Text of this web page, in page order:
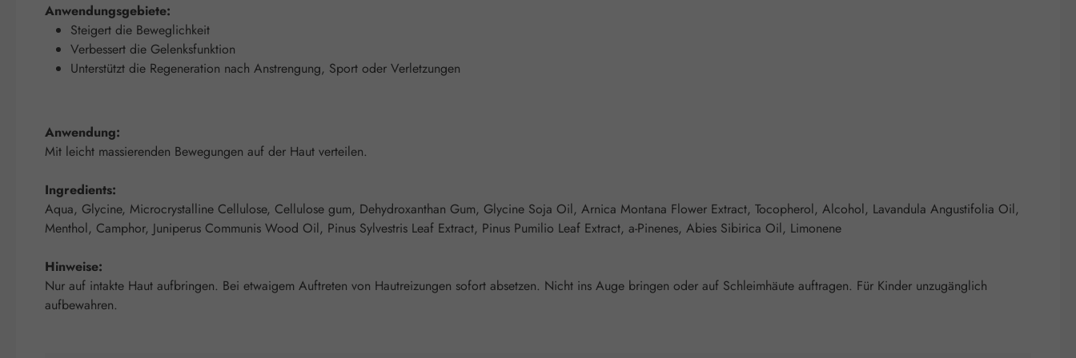
Anwendungsgebiete:
Steigert die Beweglichkeit
Verbessert die Gelenksfunktion
Unterstützt die Regeneration nach Anstrengung, Sport oder Verletzungen
Anwendung:
Mit leicht massierenden Bewegungen auf der Haut verteilen.
Ingredients:
Aqua, Glycine, Microcrystalline Cellulose, Cellulose gum, Dehydroxanthan Gum, Glycine Soja Oil, Arnica Montana Flower Extract, Tocopherol, Alcohol, Lavandula Angustifolia Oil,
Menthol, Camphor, Juniperus Communis Wood Oil, Pinus Sylvestris Leaf Extract, Pinus Pumilio Leaf Extract, a-Pinenes, Abies Sibirica Oil, Limonene
Hinweise:
Nur auf intakte Haut aufbringen. Bei etwaigem Auftreten von Hautreizungen sofort absetzen. Nicht ins Auge bringen oder auf Schleimhäute auftragen. Für Kinder unzugänglich
aufbewahren.